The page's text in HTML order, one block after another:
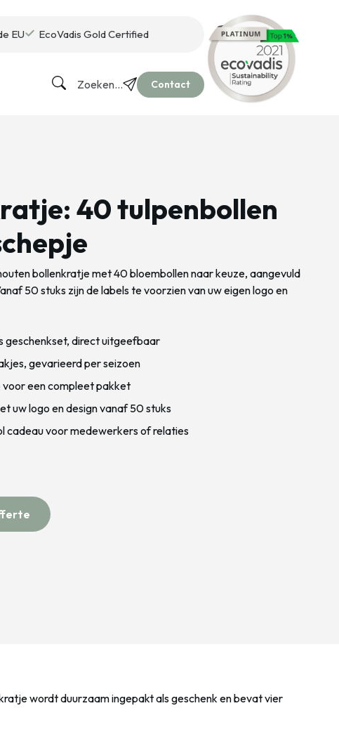
EU EcoVadis Gold Certified
Zoeken... Contact
40 tulpenbollen
bollenkratje met 40 bloembollen naar keuze, aangevuld
50 stuks zijn de labels te voorzien van uw eigen logo en
geschenkset, direct uitgeefbaar
gevarieerd per seizoen
voor een compleet pakket
uw logo en design vanaf 50 stuks
cadeau voor medewerkers of relaties
wordt duurzaam ingepakt als geschenk en bevat vier